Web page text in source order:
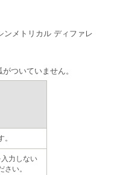
ついていません。
い。